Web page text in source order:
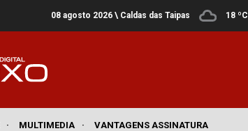
08 agosto 2026 \ Caldas das Taipas 18 ºC
· MULTIMEDIA · VANTAGENS ASSINATURA